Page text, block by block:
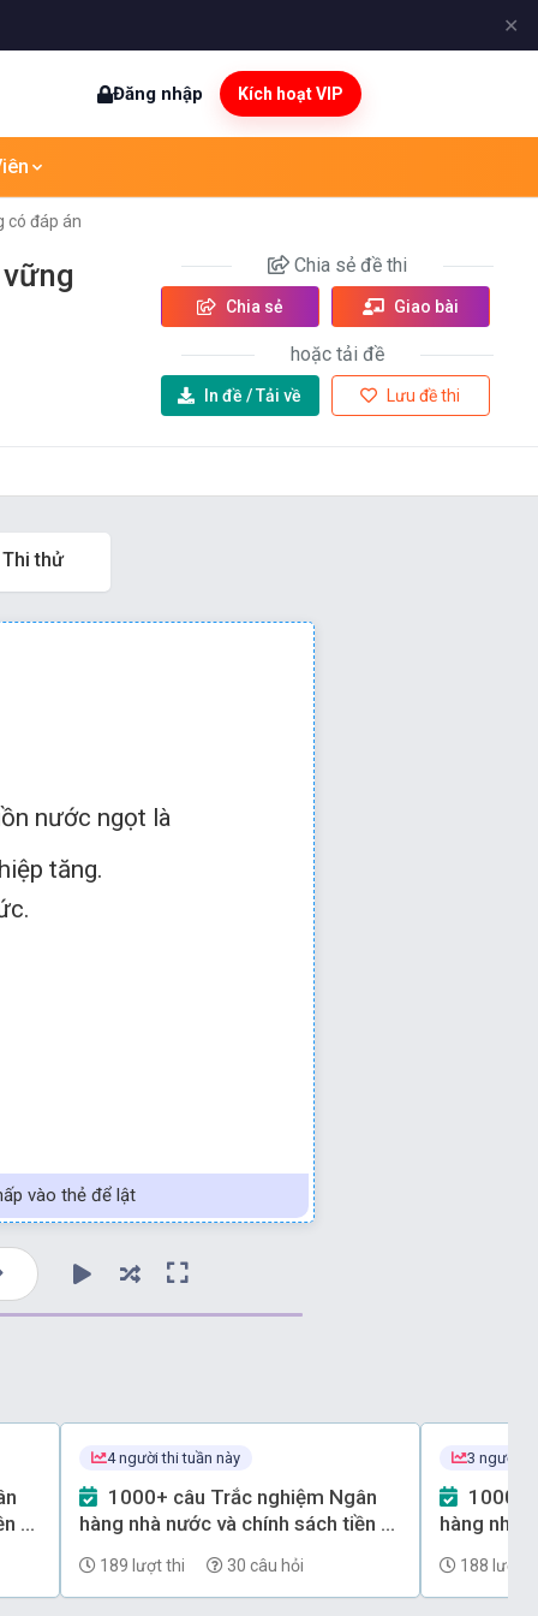
✕
Đăng nhập Kích hoạt VIP
có đáp án
Chia sẻ đề thi
Chia sẻ Giao bài
hoặc tải đề
In đề /Tải về Lưu đề thi
Thi thử
nước ngọt là
tăng.
vào thẻ để lật
tệ
4 người thi tuần này
hàng nhà nước và chính sách tiền tệ
189 lượt thi 30 câu hỏi
3 người
hàng nhà
188 lượt